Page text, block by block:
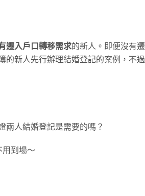
遷入戶口轉移需求的新人。即便沒有遷
的新人先行辦理結婚登記的案例，不過
兩人結婚登記是需要的嗎？
用到場～